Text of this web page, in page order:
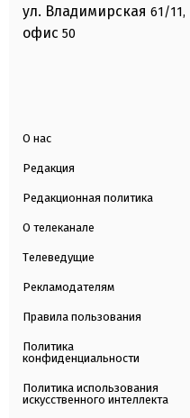
ул. Владимирская 61/11,
офис 50
О нас
Редакция
Редакционная политика
О телеканале
Телеведущие
Рекламодателям
Правила пользования
Политика
конфиденциальности
Политика использования
искусственного интеллекта